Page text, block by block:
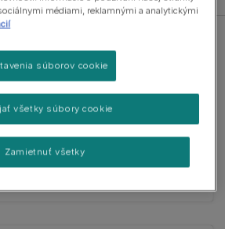
Kapsičky a konzervy
PURINA® PRO PLAN® HYDRA
(0)
médiami, reklamnými a analytickými
súborov cookie
Zamietnuť všetky
všetky súbory cookie